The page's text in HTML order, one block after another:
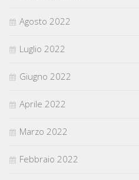
Agosto 2022
Luglio 2022
Giugno 2022
Aprile 2022
Marzo 2022
Febbraio 2022